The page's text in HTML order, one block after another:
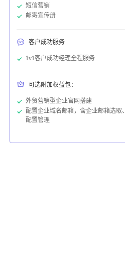
短信营销
邮寄宣传册
客户成功服务
1v1客户成功经理全程服务
可选附加权益包：
外贸营销型企业官网搭建
配置企业域名邮箱，含企业邮箱选取、
配置管理